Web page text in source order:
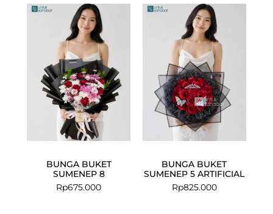
BUNGA BUKET
SUMENEP 8
Rp675.000
BUNGA BUKET
SUMENEP 5 ARTIFICIAL
Rp825.000